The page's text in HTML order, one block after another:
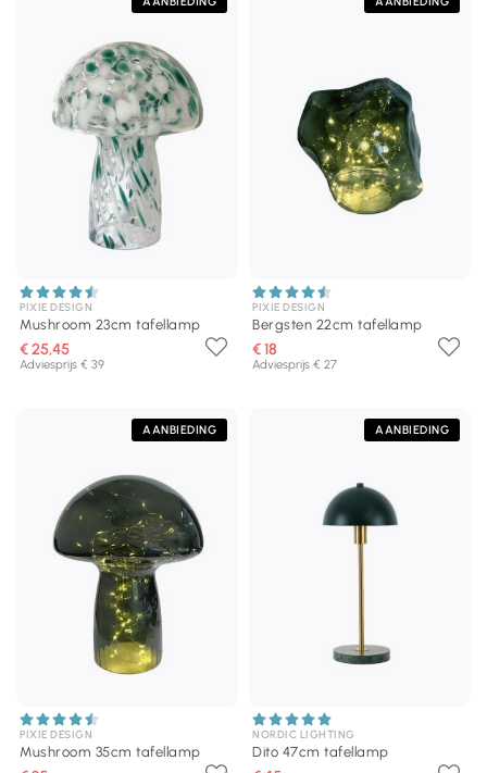
PIXIE DESIGN
Mushroom 23cm tafellamp
€ 25,45
Adviesprijs € 39
PIXIE DESIGN
Bergsten 22cm tafellamp
€ 18
Adviesprijs € 27
AANBIEDING
PIXIE DESIGN
Mushroom 35cm tafellamp
AANBIEDING
NORDIC LIGHTING
Dito 47cm tafellamp